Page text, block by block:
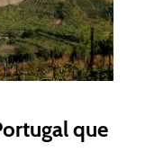
que